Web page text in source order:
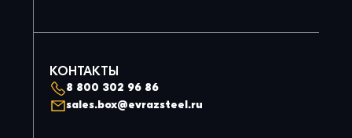
КОНТАКТЫ
8 800 302 96 86
sales.box@evrazsteel.ru